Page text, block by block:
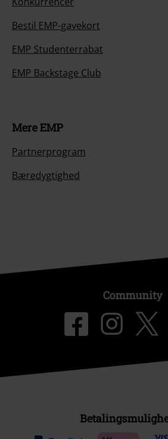
Bestil EMP-gavekort
EMP Studenterrabat
EMP Backstage Club
Mere EMP
Partnerprogram
Bæredygtighed
Community